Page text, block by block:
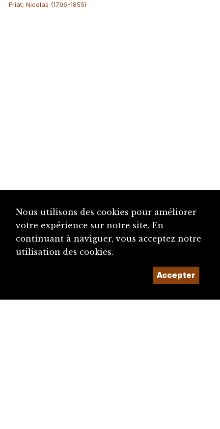
Friat, Nicolas (1796-1855)
diju@diju.ch
Nous utilisons des cookies pour améliorer
votre expérience sur notre site. En
continuant à naviguer, vous acceptez notre
utilisation des cookies.
Accepter